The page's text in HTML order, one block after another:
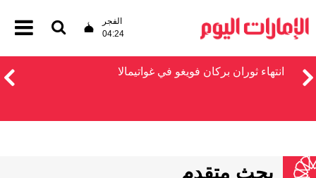
الفجر
04:24
انتهاء ثوران بركان فويغو في غواتيمالا
بحث متقدم